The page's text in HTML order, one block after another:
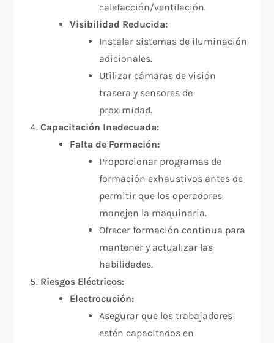
calefacción/ventilación.
Visibilidad Reducida:
Instalar sistemas de iluminación
adicionales.
Utilizar cámaras de visión
trasera y sensores de
proximidad.
Capacitación Inadecuada:
Falta de Formación:
Proporcionar programas de
formación exhaustivos antes de
permitir que los operadores
manejen la maquinaria.
Ofrecer formación continua para
mantener y actualizar las
habilidades.
Riesgos Eléctricos:
Electrocución:
Asegurar que los trabajadores
estén capacitados en